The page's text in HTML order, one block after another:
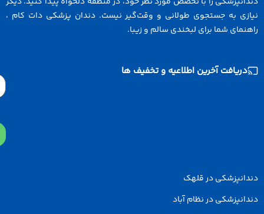
به جستجوی طولانی و وقت‌گیر نیست. دندان پزشکی دات کام ،
شما برای لبخندی سالم و زیبا.
دریافت آخرین اطلاعیه و تخفیف ها
در قلهک
در نظام آباد